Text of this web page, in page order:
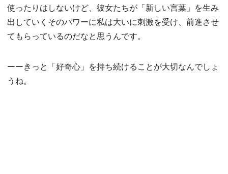
使ったりはしないけど、彼女たちが「新しい言葉」を生み
出していくそのパワーに私は大いに刺激を受け、前進させ
てもらっているのだなと思うんです。
ーーきっと「好奇心」を持ち続けることが大切なんでしょ
うね。